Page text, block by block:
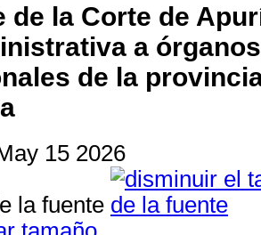
de la Corte de
a órganos
de la
15 2026
la fuente